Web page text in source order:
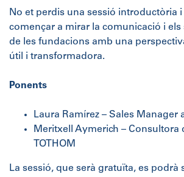
No et perdis una sessió introductòria
començar a mirar la comunicació i els
de les fundacions amb una
útil i transformadora.
Ponents
Laura Ramírez – Sales Manager
Meritxell Aymerich – Consultora
TOTHOM
La sessió, que serà gratuïta, es podrà